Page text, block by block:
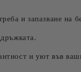
и запазване на
и уют във